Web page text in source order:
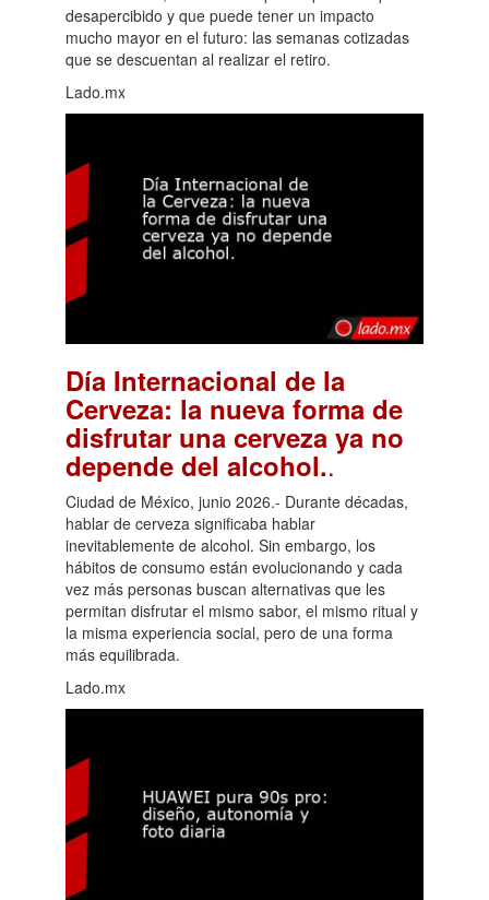
desapercibido y que puede tener un impacto
mucho mayor en el futuro: las semanas cotizadas
que se descuentan al realizar el retiro.
Lado.mx
Día Internacional de la
Cerveza: la nueva forma de
disfrutar una cerveza ya no
depende del alcohol..
Ciudad de México, junio 2026.- Durante décadas,
hablar de cerveza significaba hablar
inevitablemente de alcohol. Sin embargo, los
hábitos de consumo están evolucionando y cada
vez más personas buscan alternativas que les
permitan disfrutar el mismo sabor, el mismo ritual y
la misma experiencia social, pero de una forma
más equilibrada.
Lado.mx